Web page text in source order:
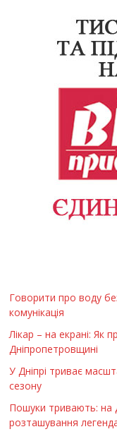
Говорити про воду
комунікація
Лікар – на екрані: Як
Дніпропетровщині
У Дніпрі триває
сезону
Пошуки тривають: на
розташування